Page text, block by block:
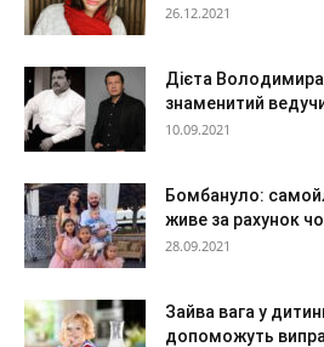
26.12.2021
Дієта
знаменитий
10.09.2021
Бомбануло:
живе за рахунок
28.09.2021
Зайва вага у
допоможуть